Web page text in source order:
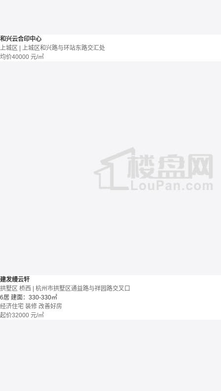
和兴云合印中心
上城区 | 上城区和兴路与环站东路交汇处
均价40000 元/㎡
建发缦云轩
拱墅区 桥西 | 杭州市拱墅区通益路与祥园路交叉口
6居 建面：330-330㎡
经济住宅 装修 改善好房
起价32000 元/㎡